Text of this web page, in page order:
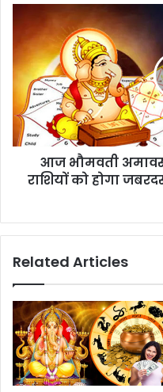
आज भौमवती
राशियों को होगा
Related Articles